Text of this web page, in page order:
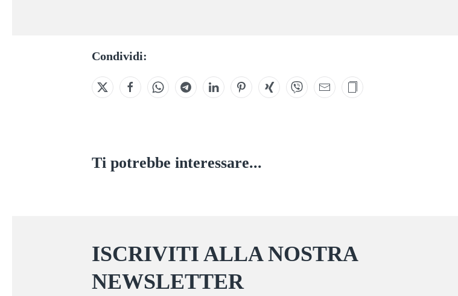
Condividi:
Ti potrebbe interessare...
ISCRIVITI ALLA NOSTRA
NEWSLETTER